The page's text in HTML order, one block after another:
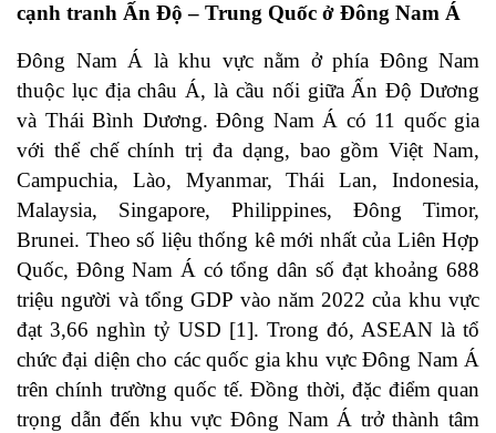
cạnh tranh Ấn Độ – Trung Quốc ở Đông Nam Á
Đông Nam Á là khu vực nằm ở phía Đông Nam
thuộc lục địa châu Á, là cầu nối giữa Ấn Độ Dương
và Thái Bình Dương. Đông Nam Á có 11 quốc gia
với thể chế chính trị đa dạng, bao gồm Việt Nam,
Campuchia, Lào, Myanmar, Thái Lan, Indonesia,
Malaysia, Singapore, Philippines, Đông Timor,
Brunei. Theo số liệu thống kê mới nhất của Liên Hợp
Quốc, Đông Nam Á có tổng dân số đạt khoảng 688
triệu người và tổng GDP vào năm 2022 của khu vực
đạt 3,66 nghìn tỷ USD [1]. Trong đó, ASEAN là tổ
chức đại diện cho các quốc gia khu vực Đông Nam Á
trên chính trường quốc tế. Đồng thời, đặc điểm quan
trọng dẫn đến khu vực Đông Nam Á trở thành tâm